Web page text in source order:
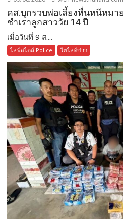
ดส.บุกรวบพ่อเลี้ยงหื่นหนีหมา
ชำเราลูกสาววัย 14 ปี
เมื่อวันที่ 9 ส....
ไลฟ์สไตล์ Police ไฮไลท์ข่าว